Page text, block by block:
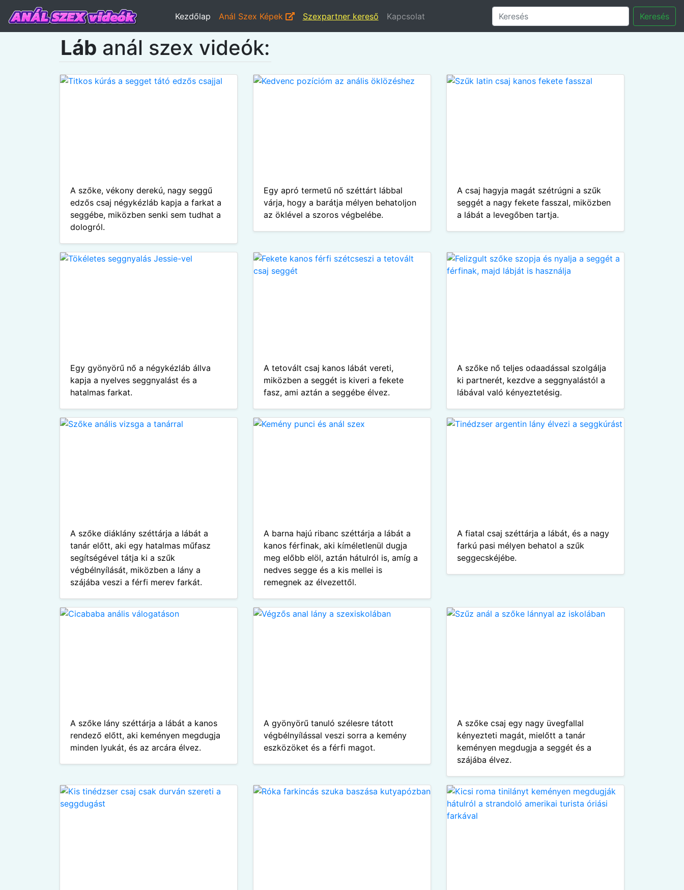
Kezdőlap Anál Szex Képek Szexpartner kereső Kapcsolat Keresés
Láb anál szex videók:
A szőke, vékony derekú, nagy seggű
edzős csaj négykézláb kapja a farkat a
seggébe, miközben senki sem tudhat a
dologról.
Egy apró termetű nő széttárt lábbal
várja, hogy a barátja mélyen behatoljon
az öklével a szoros végbelébe.
A csaj hagyja magát szétrúgni a szűk
seggét a nagy fekete fasszal, miközben
a lábát a levegőben tartja.
Egy gyönyörű nő a négykézláb állva
kapja a nyelves seggnyalást és a
hatalmas farkat.
A tetovált csaj kanos lábát vereti,
miközben a seggét is kiveri a fekete
fasz, ami aztán a seggébe élvez.
A szőke nő teljes odaadással szolgálja
ki partnerét, kezdve a seggnyalástól a
lábával való kényeztetésig.
A szőke diáklány széttárja a lábát a
tanár előtt, aki egy hatalmas műfasz
segítségével tátja ki a szűk
végbélnyílását, miközben a lány a
szájába veszi a férfi merev farkát.
A barna hajú ribanc széttárja a lábát a
kanos férfinak, aki kíméletlenül dugja
meg előbb elöl, aztán hátulról is, amíg a
nedves segge és a kis mellei is
remegnek az élvezettől.
A fiatal csaj széttárja a lábát, és a nagy
farkú pasi mélyen behatol a szűk
seggecskéjébe.
A szőke lány széttárja a lábát a kanos
rendező előtt, aki keményen megdugja
minden lyukát, és az arcára élvez.
A gyönyörű tanuló szélesre tátott
végbélnyílással veszi sorra a kemény
eszközöket és a férfi magot.
A szőke csaj egy nagy üvegfallal
kényezteti magát, mielőtt a tanár
keményen megdugja a seggét és a
szájába élvez.